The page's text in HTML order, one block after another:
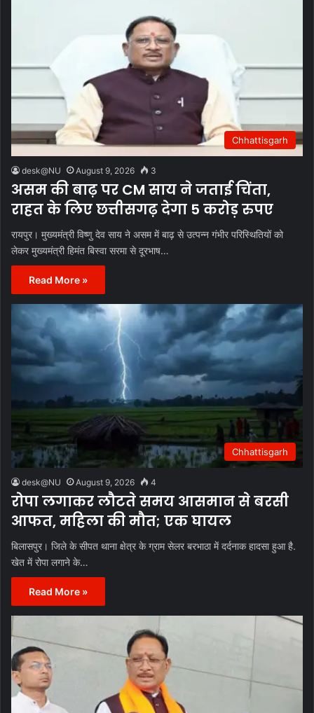
Chhattisgarh
desk@NU August 9, 2026 3
असम की बाढ़ पर CM साय ने जताई चिंता,
राहत के लिए छत्तीसगढ़ देगा 5 करोड़ रुपए
रायपुर। मुख्यमंत्री विष्णु देव साय ने असम में बाढ़ से उत्पन्न गंभीर परिस्थितियों को
लेकर मुख्यमंत्री हिमंत बिस्वा सरमा से दूरभाष…
Read More »
Chhattisgarh
desk@NU August 9, 2026 4
रोपा लगाकर लौटते समय आसमान से बरसी
आफत, महिला की मौत; एक घायल
बिलासपुर। जिले के सीपत थाना क्षेत्र के ग्राम सेलर बरभाठा में दर्दनाक हादसा हुआ है.
खेत में रोपा लगाने के…
Read More »